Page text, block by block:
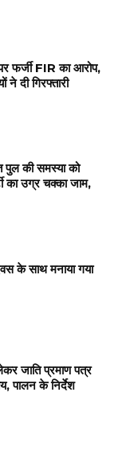
फर्जी FIR का आरोप,
ने दी गिरफ्तारी
पुल की समस्या को
का उग्र चक्का जाम,
के साथ मनाया गया
जाति प्रमाण पत्र
पालन के निर्देश